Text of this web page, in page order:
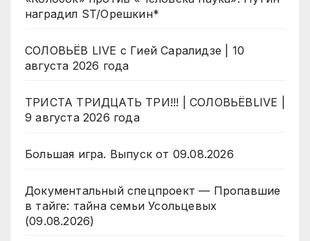
наградил ST/Орешкин*
СОЛОВЬЁВ LIVE с Гией Саралидзе | 10
августа 2026 года
ТРИСТА ТРИДЦАТЬ ТРИ!!! | СОЛОВЬЁВLIVE |
9 августа 2026 года
Большая игра. Выпуск от 09.08.2026
Документальный спецпроект — Пропавшие
в тайге: тайна семьи Усольцевых
(09.08.2026)